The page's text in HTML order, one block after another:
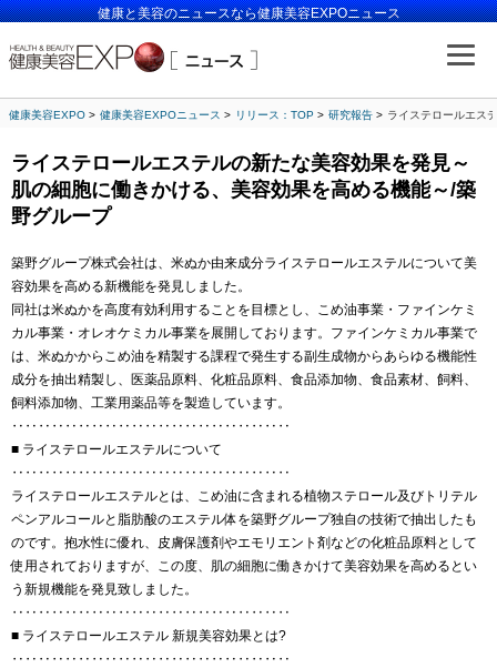
健康と美容のニュースなら健康美容EXPOニュース
健康美容EXPO 健康美容EXPOニュース リリース：TOP 研究報告 ライステロールエス
ライステロールエステルの新たな美容効果を発見～
肌の細胞に働きかける、美容効果を高める機能～/築
野グループ
築野グループ株式会社は、米ぬか由来成分ライステロールエステルについて美
容効果を高める新機能を発見しました。
同社は米ぬかを高度有効利用することを目標とし、こめ油事業・ファインケミ
カル事業・オレオケミカル事業を展開しております。ファインケミカル事業で
は、米ぬかからこめ油を精製する課程で発生する副生成物からあらゆる機能性
成分を抽出精製し、医薬品原料、化粧品原料、食品添加物、食品素材、飼料、
飼料添加物、工業用薬品等を製造しています。
‥‥‥‥‥‥‥‥‥‥‥‥‥‥‥‥‥‥‥‥‥
■ ライステロールエステルについて
‥‥‥‥‥‥‥‥‥‥‥‥‥‥‥‥‥‥‥‥‥
ライステロールエステルとは、こめ油に含まれる植物ステロール及びトリテル
ペンアルコールと脂肪酸のエステル体を築野グループ独自の技術で抽出したも
のです。抱水性に優れ、皮膚保護剤やエモリエント剤などの化粧品原料として
使用されておりますが、この度、肌の細胞に働きかけて美容効果を高めるとい
う新規機能を発見致しました。
‥‥‥‥‥‥‥‥‥‥‥‥‥‥‥‥‥‥‥‥‥
■ ライステロールエステル 新規美容効果とは?
‥‥‥‥‥‥‥‥‥‥‥‥‥‥‥‥‥‥‥‥‥